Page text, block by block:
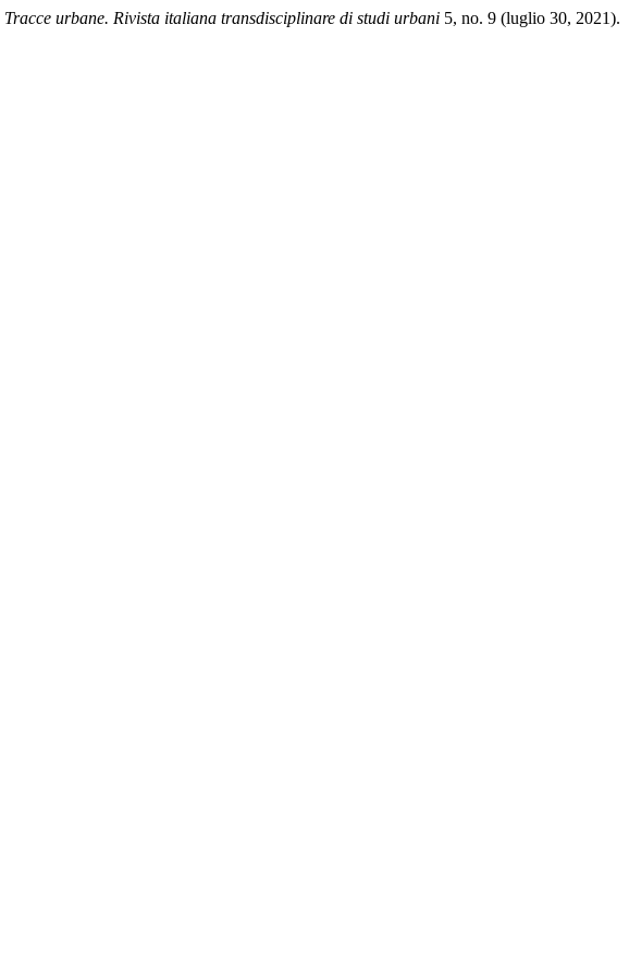
Tracce urbane. Rivista italiana transdisciplinare di studi urbani 5, no. 9 (luglio 30, 2021).